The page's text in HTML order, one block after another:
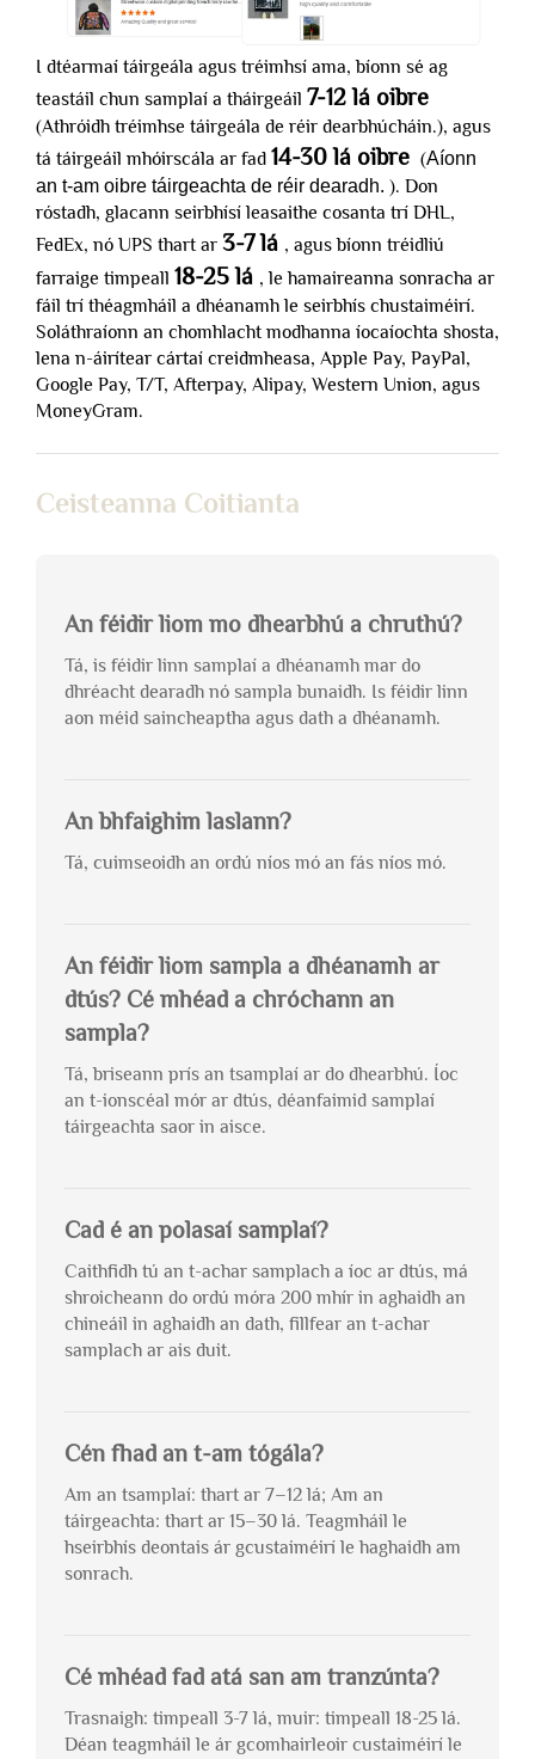
I dtéarmaí táirgeála agus tréimhsí ama, bíonn sé ag
teastáil chun samplaí a tháirgeáil 7-12 lá oibre
(Athróidh tréimhse táirgeála de réir dearbhúcháin.), agus
tá táirgeáil mhóirscála ar fad 14-30 lá oibre (Aíonn
an t-am oibre táirgeachta de réir dearadh. ). Don
róstadh, glacann seirbhísí leasaithe cosanta trí DHL,
FedEx, nó UPS thart ar 3-7 lá , agus bíonn tréidliú
farraige timpeall 18-25 lá , le hamaireanna sonracha ar
fáil trí théagmháil a dhéanamh le seirbhís chustaiméirí.
Soláthraíonn an chomhlacht modhanna íocaíochta shosta,
lena n-áirítear cártaí creidmheasa, Apple Pay, PayPal,
Google Pay, T/T, Afterpay, Alipay, Western Union, agus
MoneyGram.
Ceisteanna Coitianta
An féidir liom mo dhearbhú a chruthú?
Tá, is féidir linn samplaí a dhéanamh mar do
dhréacht dearadh nó sampla bunaidh. Is féidir linn
aon méid saincheaptha agus dath a dhéanamh.
An bhfaighim laslann?
Tá, cuimseoidh an ordú níos mó an fás níos mó.
An féidir liom sampla a dhéanamh ar
dtús? Cé mhéad a chróchann an
sampla?
Tá, briseann prís an tsamplaí ar do dhearbhú. Íoc
an t-ionscéal mór ar dtús, déanfaimid samplaí
táirgeachta saor in aisce.
Cad é an polasaí samplaí?
Caithfidh tú an t-achar samplach a íoc ar dtús, má
shroicheann do ordú móra 200 mhír in aghaidh an
chineáil in aghaidh an dath, fillfear an t-achar
samplach ar ais duit.
Cén fhad an t-am tógála?
Am an tsamplaí: thart ar 7–12 lá; Am an
táirgeachta: thart ar 15–30 lá. Teagmháil le
hseirbhís deontais ár gcustaiméirí le haghaidh am
sonrach.
Cé mhéad fad atá san am tranzúnta?
Trasnaigh: timpeall 3-7 lá, muir: timpeall 18-25 lá.
Déan teagmháil le ár gcomhairleoir custaiméirí le